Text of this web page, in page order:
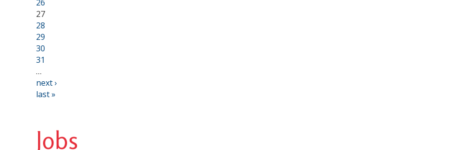
26
27
28
29
30
31
…
next ›
last »
Jobs